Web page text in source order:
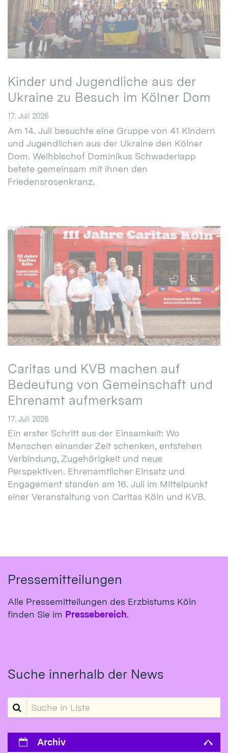
Kinder und Jugendliche aus der
Ukraine zu Besuch im Kölner Dom
17. Juli 2026
Am 14. Juli besuchte eine Gruppe von 41 Kindern
und Jugendlichen aus der Ukraine den Kölner
Dom. Weihbischof Dominikus Schwaderlapp
betete gemeinsam mit ihnen den
Friedensrosenkranz.
Caritas und KVB machen auf
Bedeutung von Gemeinschaft und
Ehrenamt aufmerksam
17. Juli 2026
Ein erster Schritt aus der Einsamkeit: Wo
Menschen einander Zeit schenken, entstehen
Verbindung, Zugehörigkeit und neue
Perspektiven. Ehrenamtlicher Einsatz und
Engagement standen am 16. Juli im Mittelpunkt
einer Veranstaltung von Caritas Köln und KVB.
Pressemitteilungen
Alle Pressemitteilungen des Erzbistums Köln
finden Sie im Pressebereich.
Suche innerhalb der News
Suche in Liste
Archiv